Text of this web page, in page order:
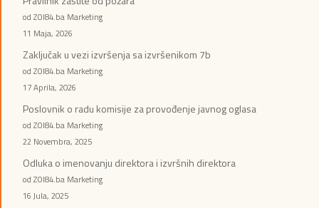
od ZOI84.ba Marketing
11 Maja, 2026
Zaključak u vezi izvršenja sa izvršenikom 7b
od ZOI84.ba Marketing
17 Aprila, 2026
Poslovnik o radu komisije za provođenje javnog oglasa
od ZOI84.ba Marketing
22 Novembra, 2025
Odluka o imenovanju direktora i izvršnih direktora
od ZOI84.ba Marketing
16 Jula, 2025